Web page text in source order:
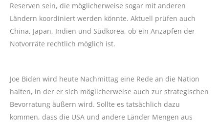
Reserven sein, die möglicherweise sogar mit anderen
Ländern koordiniert werden könnte. Aktuell prüfen auch
China, Japan, Indien und Südkorea, ob ein Anzapfen der
Notvorräte rechtlich möglich ist.
Joe Biden wird heute Nachmittag eine Rede an die Nation
halten, in der er sich möglicherweise auch zur strategischen
Bevorratung äußern wird. Sollte es tatsächlich dazu
kommen, dass die USA und andere Länder Mengen aus